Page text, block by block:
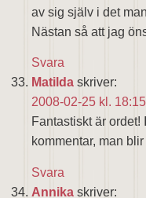
av sig själv i det
Nästan så att jag
Svara
Matilda skriver:
2008-02-25 kl. 18:15
Fantastiskt är
kommentar, man
Svara
Annika skriver: